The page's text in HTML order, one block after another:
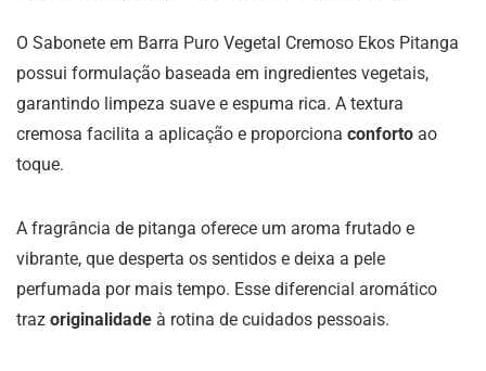
O Sabonete em Barra Puro Vegetal Cremoso Ekos Pitanga
possui formulação baseada em ingredientes vegetais,
garantindo limpeza suave e espuma rica. A textura
cremosa facilita a aplicação e proporciona conforto ao
toque.
A fragrância de pitanga oferece um aroma frutado e
vibrante, que desperta os sentidos e deixa a pele
perfumada por mais tempo. Esse diferencial aromático
traz originalidade à rotina de cuidados pessoais.